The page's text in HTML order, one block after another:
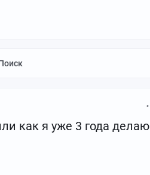
Поиск
как я уже 3 года делаю